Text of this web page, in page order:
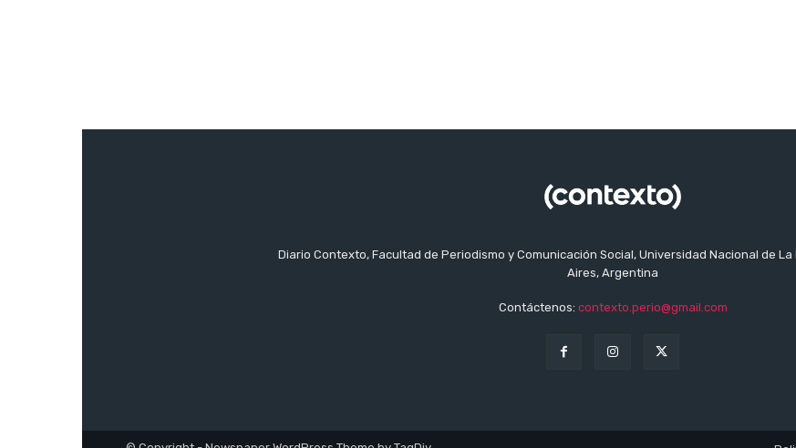
Diario Contexto, Facultad de Periodismo y Comunicación Social, Universidad Nacional de
Aires, Argentina
Contáctenos: contexto.perio@gmail.com